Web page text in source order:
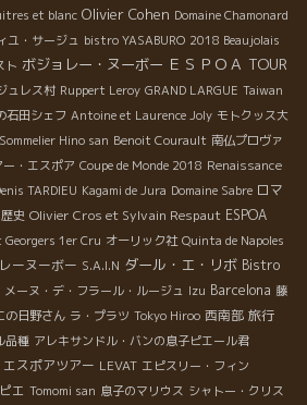
et blanc Olivier Cohen Domaine Chamonard
ユ・サージュ bistro YASABURO 2018 Beaujolais
ト ボジョレー・ヌーボー ＥＳＰＯＡ TOUR
ュレス村 Ruppert Leroy GRAND LARGUE Taiwan
石田シェフ Antoine et Laurence Joly モトクッス大
Sommelier Hino san Benoit Courault 南仏プロヴァ
ー・エスポア Coupe de Monde 2018 Renaissance
TARDIEU Kagami de Jura Domaine Sabre ロマ
史 Olivier Cros et Sylvain Respaut ESPOA
1er Cru オーリック社 Quinta de Napoles
ーヌーボー S.A.I.N ダール・エ・リボ Bistro
メーヌ・デ・フラール・ルージュ Izu Barcelona 藤
の日野さん ラ・プラツ Tokyo Hiroo 西南部 旅行
品種 アレキサンドル・バンの息子ピエール君
エスポアツアー LEVAT エピスリー・フィン
エ Tomomi san 息子のマリウス シャトー・クリス